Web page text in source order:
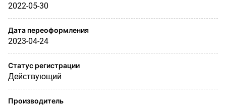
2022-05-30
Дата переоформления
2023-04-24
Статус регистрации
Действующий
Производитель